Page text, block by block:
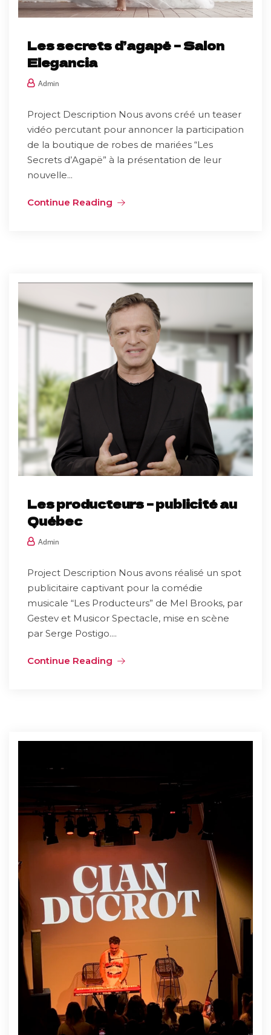
Les secrets d’agapë – Salon
Elegancia
Admin
Project Description Nous avons créé un teaser
vidéo percutant pour annoncer la participation
de la boutique de robes de mariées “Les
Secrets d’Agapë” à la présentation de leur
nouvelle...
Continue Reading
Les producteurs – publicité au
Québec
Admin
Project Description Nous avons réalisé un spot
publicitaire captivant pour la comédie
musicale “Les Producteurs” de Mel Brooks, par
Gestev et Musicor Spectacle, mise en scène
par Serge Postigo....
Continue Reading